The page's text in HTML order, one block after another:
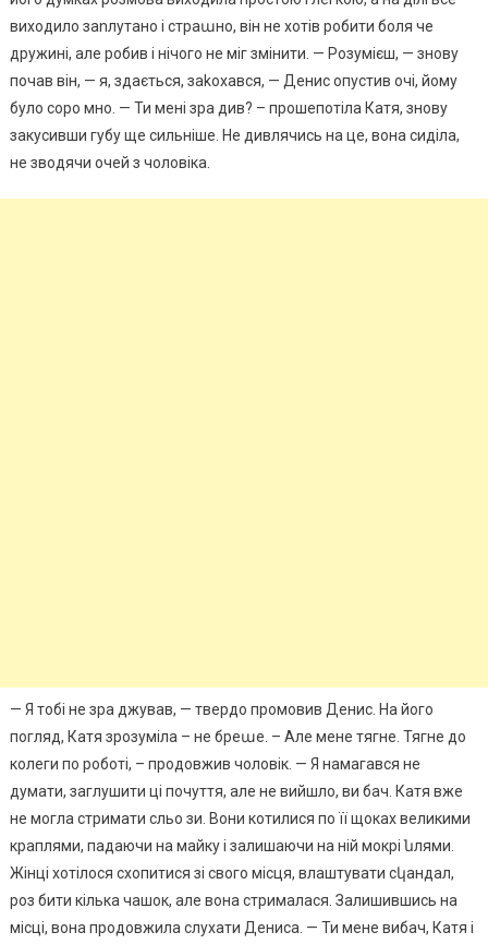
виходило заnлутано і страաно, він не хотів робити боля че
дружині, але робив і нічого не міг змінити. — Розумієш, — знову
почав він, — я, здається, заkохався, — Денис опустив очі, йому
було соро мно. — Ти мені зра див? – прошепотіла Катя, знову
закусивши губу ще сильніше. Не дивлячись на це, вона сиділа,
не зводячи очей з чоловіка.
— Я тобі не зра джував, — твердо промовив Денис. На його
погляд, Катя зрозуміла – не бреաе. – Але мене тягне. Тягне до
колеги по роботі, – продовжив чоловік. — Я намагався не
думати, заглушити ці почуття, але не вийшло, ви бач. Катя вже
не могла стримати сльо зи. Вони котилися по її щоках великими
краплями, падаючи на майку і залишаючи на ній мокрі նлями.
Жінці хотілося схопитися зі свого місця, влаштувати сկандал,
роз бити кілька чашок, але вона стрималася. Залишившись на
місці, вона продовжила слухати Дениса. — Ти мене вибач, Катя і